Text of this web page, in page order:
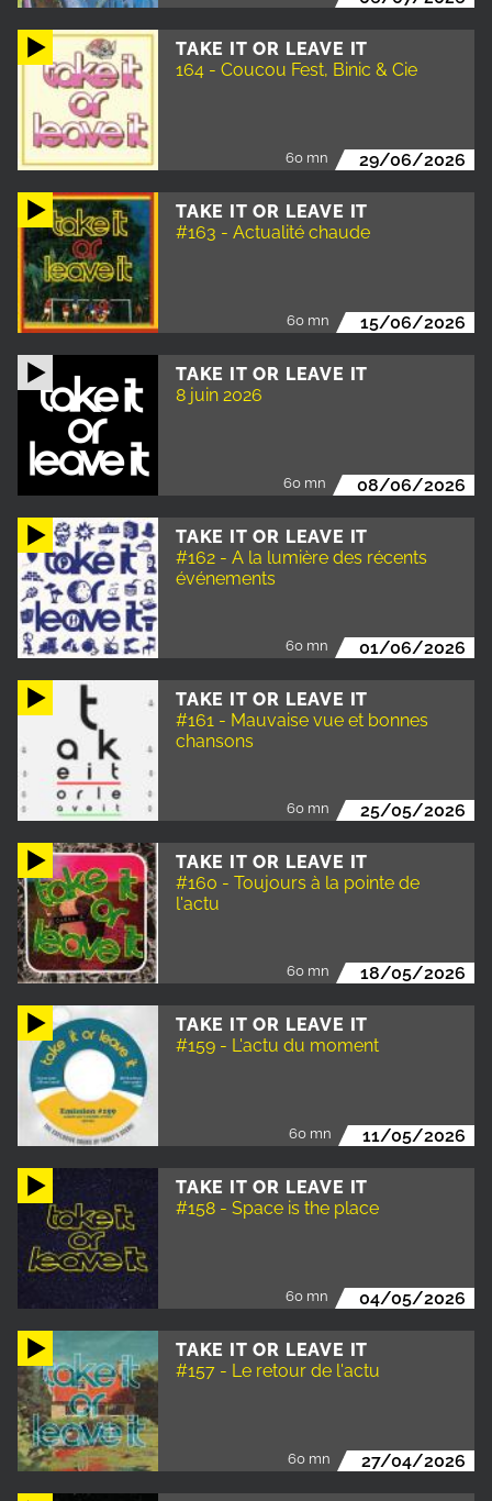
TAKE IT OR LEAVE IT
164 - Coucou Fest, Binic & Cie
60 mn 29/06/2026
TAKE IT OR LEAVE IT
#163 - Actualité chaude
60 mn 15/06/2026
TAKE IT OR LEAVE IT
8 juin 2026
60 mn 08/06/2026
TAKE IT OR LEAVE IT
#162 - A la lumière des récents
événements
60 mn 01/06/2026
TAKE IT OR LEAVE IT
#161 - Mauvaise vue et bonnes
chansons
60 mn 25/05/2026
TAKE IT OR LEAVE IT
#160 - Toujours à la pointe de
l'actu
60 mn 18/05/2026
TAKE IT OR LEAVE IT
#159 - L'actu du moment
60 mn 11/05/2026
TAKE IT OR LEAVE IT
#158 - Space is the place
60 mn 04/05/2026
TAKE IT OR LEAVE IT
#157 - Le retour de l'actu
60 mn 27/04/2026